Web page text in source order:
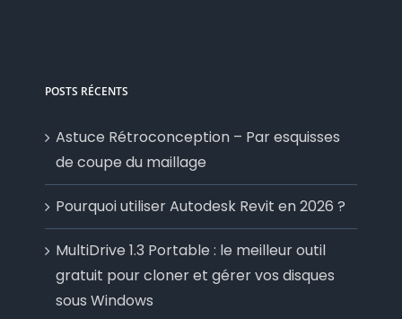
POSTS RÉCENTS
Astuce Rétroconception – Par esquisses
de coupe du maillage
Pourquoi utiliser Autodesk Revit en 2026 ?
MultiDrive 1.3 Portable : le meilleur outil
gratuit pour cloner et gérer vos disques
sous Windows